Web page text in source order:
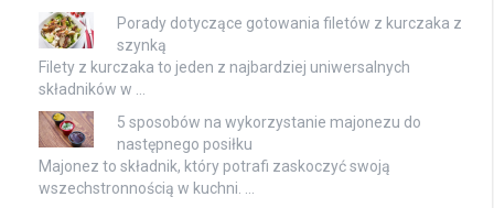
Porady dotyczące gotowania filetów z kurczaka z
szynką
Filety z kurczaka to jeden z najbardziej uniwersalnych
składników w …
5 sposobów na wykorzystanie majonezu do
następnego posiłku
Majonez to składnik, który potrafi zaskoczyć swoją
wszechstronnością w kuchni. …